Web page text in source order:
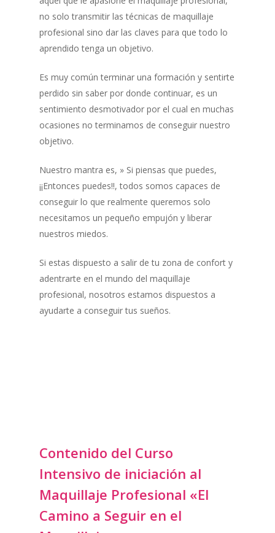
no solo transmitir las técnicas de maquillaje
profesional sino dar las claves para que todo lo
aprendido tenga un objetivo.
Es muy común terminar una formación y sentirte
perdido sin saber por donde continuar, es un
sentimiento desmotivador por el cual en muchas
ocasiones no terminamos de conseguir nuestro
objetivo.
Nuestro mantra es, » Si piensas que puedes,
¡¡Entonces puedes!!, todos somos capaces de
conseguir lo que realmente queremos solo
necesitamos un pequeño empujón y liberar
nuestros miedos.
Si estas dispuesto a salir de tu zona de confort y
adentrarte en el mundo del maquillaje
profesional, nosotros estamos dispuestos a
ayudarte a conseguir tus sueños.
Contenido del Curso
Intensivo de iniciación al
Maquillaje Profesional «El
Camino a Seguir en el